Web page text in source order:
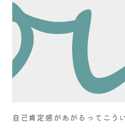
自己肯定感があがるってこう